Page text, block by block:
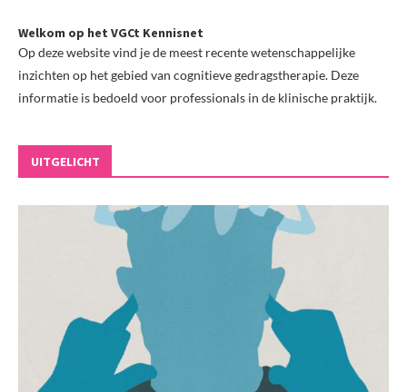
Welkom op het VGCt Kennisnet
Op deze website vind je de meest recente wetenschappelijke
inzichten op het gebied van cognitieve gedragstherapie. Deze
informatie is bedoeld voor professionals in de klinische praktijk.
UITGELICHT